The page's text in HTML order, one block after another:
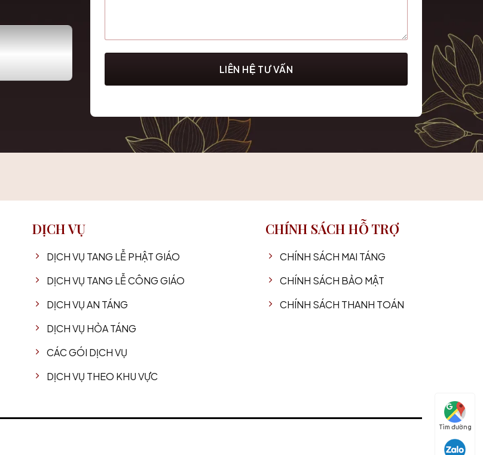
DỊCH VỤ
DỊCH VỤ TANG LỄ PHẬT GIÁO
DỊCH VỤ TANG LỄ CÔNG GIÁO
DỊCH VỤ AN TÁNG
DỊCH VỤ HỎA TÁNG
CÁC GÓI DỊCH VỤ
DỊCH VỤ THEO KHU VỰC
CHÍNH SÁCH HỖ TRỢ
CHÍNH SÁCH MAI TÁNG
CHÍNH SÁCH BẢO MẬT
CHÍNH SÁCH THANH TOÁN
Tìm đường